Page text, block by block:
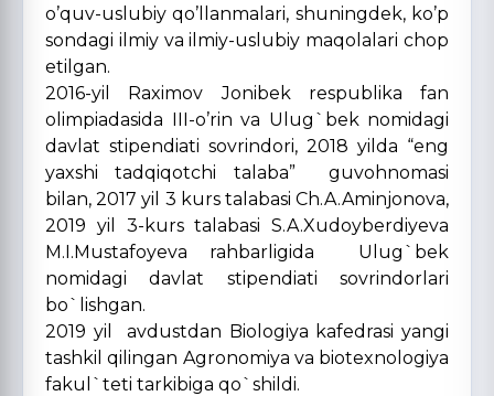
o’quv-uslubiy qo’llanmalari, shuningdek, ko’p
sondagi ilmiy va ilmiy-uslubiy maqolalari chop
etilgan.
2016-yil Raximov Jonibek respublika fan
olimpiadasida III-o’rin va Ulug`bek nomidagi
davlat stipendiati sovrindori, 2018 yilda “eng
yaxshi tadqiqotchi talaba” guvohnomasi
bilan, 2017 yil 3 kurs talabasi Ch.A.Aminjonova,
2019 yil 3-kurs talabasi S.A.Xudoyberdiyeva
M.I.Mustafoyeva rahbarligida Ulug`bek
nomidagi davlat stipendiati sovrindorlari
bo`lishgan.
2019 yil avdustdan Biologiya kafedrasi yangi
tashkil qilingan Agronomiya va biotexnologiya
fakul`teti tarkibiga qo`shildi.